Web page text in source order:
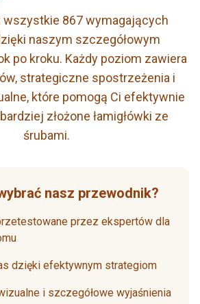
wszystkie 867 wymagających
naszym szczegółowym
po kroku. Każdy poziom zawiera
strategiczne spostrzeżenia i
które pomogą Ci efektywnie
złożone łamigłówki ze
śrubami.
nasz przewodnik?
przez ekspertów dla
dzięki efektywnym strategiom
i szczegółowe wyjaśnienia